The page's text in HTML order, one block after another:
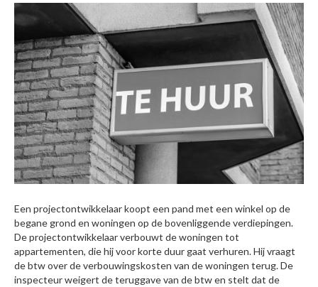
Een projectontwikkelaar koopt een pand met een winkel op de
begane grond en woningen op de bovenliggende verdiepingen.
De projectontwikkelaar verbouwt de woningen tot
appartementen, die hij voor korte duur gaat verhuren. Hij vraagt
de btw over de verbouwingskosten van de woningen terug. De
inspecteur weigert de teruggave van de btw en stelt dat de